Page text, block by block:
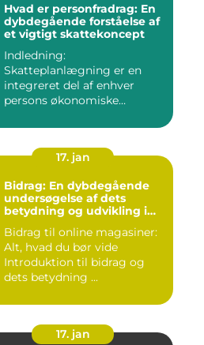
Hvad er personfradrag: En
dybdegående forståelse af
et vigtigt skattekoncept
Indledning:
Skatteplanlægning er en
integreret del af enhver
persons økonomiske
17. jan
Bidrag: En dybdegående
undersøgelse af dets
betydning og udvikling i
Bidrag til online magasiner:
Alt, hvad du bør vide
Introduktion til bidrag og
dets betydning ...
17. jan